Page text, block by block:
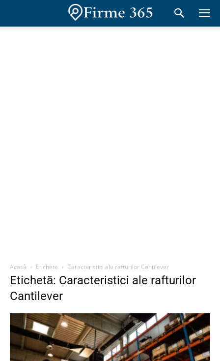
Acasă Etichete Caracteristici ale rafturilor Cantilever
Etichetă: Caracteristici ale rafturilor
Cantilever